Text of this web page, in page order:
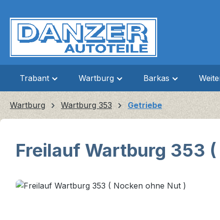
Trabant Wartburg Barkas
Wartburg Wartburg 353 Getriebe
Freilauf Wartburg 353
Bildergalerie überspringen